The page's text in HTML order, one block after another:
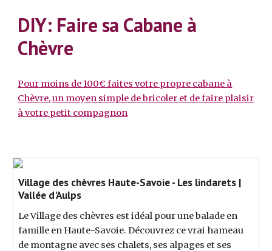
DIY: Faire sa Cabane à
Chèvre
Pour moins de 100€ faites votre propre cabane à
Chèvre, un moyen simple de bricoler et de faire plaisir
à votre petit compagnon
Village des chèvres Haute-Savoie - Les lindarets |
Vallée d'Aulps
Le Village des chèvres est idéal pour une balade en
famille en Haute-Savoie. Découvrez ce vrai hameau
de montagne avec ses chalets, ses alpages et ses